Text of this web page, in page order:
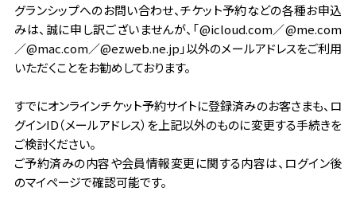
グランシップへのお問い合わせ、チケット予約などの各種お申込
みは、誠に申し訳ございませんが、「@icloud.com／@me.com
／@mac.com／@ezweb.ne.jp」以外のメールアドレスをご利用
いただくことをお勧めしております。
すでにオンラインチケット予約サイトに登録済みのお客さまも、ロ
グインID（メールアドレス）を上記以外のものに変更する手続きを
ご検討ください。
ご予約済みの内容や会員情報変更に関する内容は、ログイン後
のマイページで確認可能です。